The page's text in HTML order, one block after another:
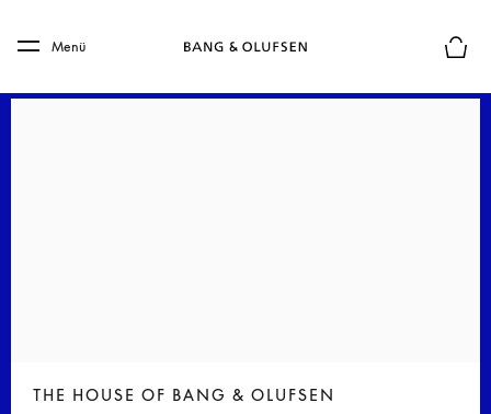
Skip to main footer
Menü
THE HOUSE OF BANG & OLUFSEN